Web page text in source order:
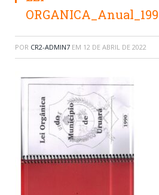
POR CR2-ADMIN7 EM 12 DE ABRIL DE 2022